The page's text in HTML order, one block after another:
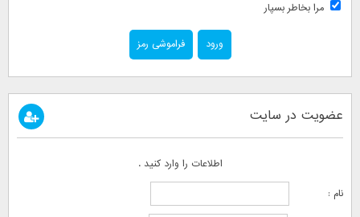
مرا بخاطر بسپار
فراموشی رمز
عضویت در سایت
اطلاعات را وارد کنید .
نام :